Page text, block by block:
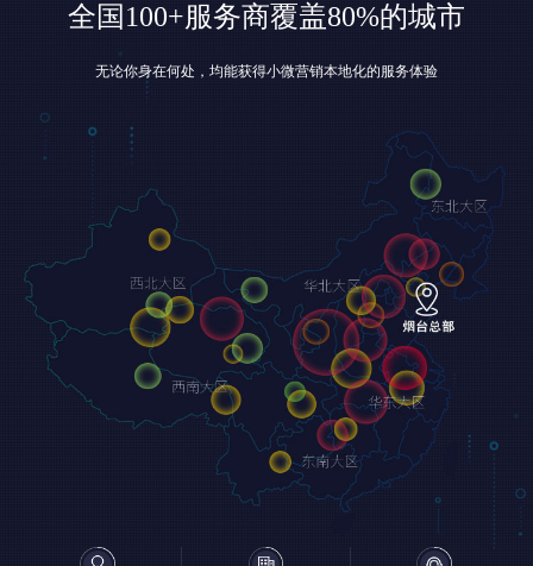
全国100+服务商覆盖80%的城市
无论你身在何处，均能获得小微营销本地化的服务体验